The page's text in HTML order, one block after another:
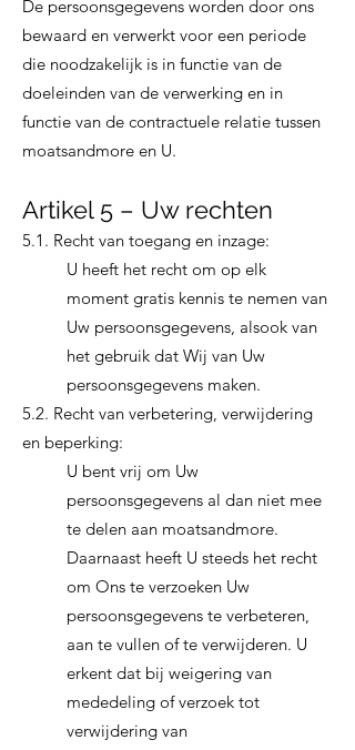
De persoonsgegevens worden door ons
bewaard en verwerkt voor een periode
die noodzakelijk is in functie van de
doeleinden van de verwerking en in
functie van de contractuele relatie tussen
moatsandmore en U.
Artikel 5 – Uw rechten
5.1. Recht van toegang en inzage:
U heeft het recht om op elk
moment gratis kennis te nemen van
Uw persoonsgegevens, alsook van
het gebruik dat Wij van Uw
persoonsgegevens maken.
5.2. Recht van verbetering, verwijdering
en beperking:
U bent vrij om Uw
persoonsgegevens al dan niet mee
te delen aan moatsandmore.
Daarnaast heeft U steeds het recht
om Ons te verzoeken Uw
persoonsgegevens te verbeteren,
aan te vullen of te verwijderen. U
erkent dat bij weigering van
mededeling of verzoek tot
verwijdering van